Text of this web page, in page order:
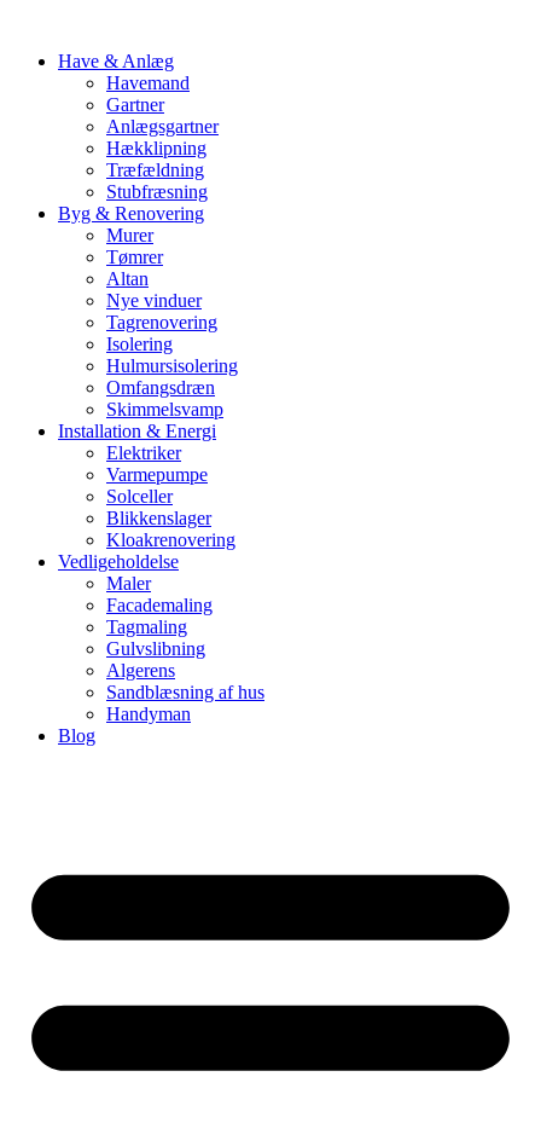
Have & Anlæg
Havemand
Gartner
Anlægsgartner
Hækklipning
Træfældning
Stubfræsning
Byg & Renovering
Murer
Tømrer
Altan
Nye vinduer
Tagrenovering
Isolering
Hulmursisolering
Omfangsdræn
Skimmelsvamp
Installation & Energi
Elektriker
Varmepumpe
Solceller
Blikkenslager
Kloakrenovering
Vedligeholdelse
Maler
Facademaling
Tagmaling
Gulvslibning
Algerens
Sandblæsning af hus
Handyman
Blog